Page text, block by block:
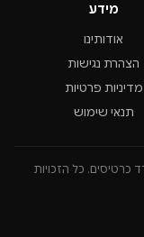
מידע
אודותינו
הצהרת נגישות
מדיניות פרטיות
תנאי שימוש
כרטיסים. כל הזכויות